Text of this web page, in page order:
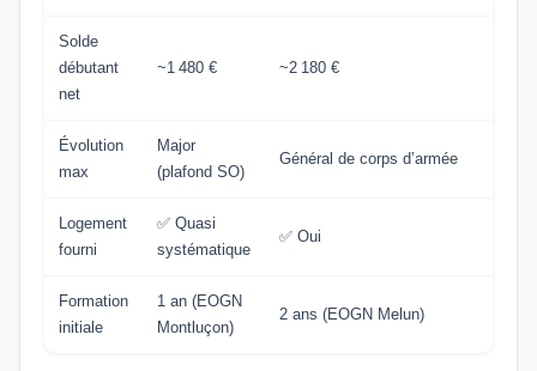
Solde
débutant
net
~1 480 € ~2 180 €
Évolution
max
Major
(plafond SO)
Général de corps d’armée
Logement
fourni
✅ Quasi
systématique
✅ Oui
Formation
initiale
1 an (EOGN
Montluçon)
2 ans (EOGN Melun)